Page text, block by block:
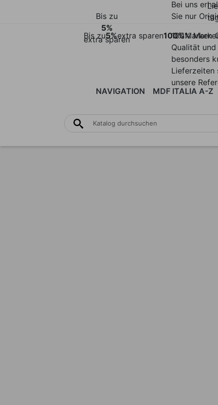
Bis zu5%extra sparen
Bis zu
5%
extra sparen
100%Marken
Bei uns
Sie nur
100%
Qualität und
besonders
Lieferzeiten
unsere
NAVIGATION MDF ITALIA A-Z